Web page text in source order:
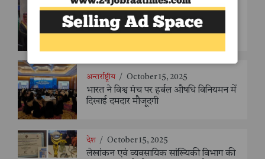
देश / October 15, 2025
रसायन और पेट्रोकेमिकल क्षेत्र में भारत-सऊदी
सहयोग को नई उड़ान, रणनीतिक साझेदारी को
अन्तर्राष्ट्रीय / October 15, 2025
भारत ने विश्व मंच पर हर्बल औषधि विनियमन में
दिखाई दमदार मौजूदगी
देश / October 15, 2025
लेखांकन एवं व्यवसायिक सांख्यिकी विभाग की